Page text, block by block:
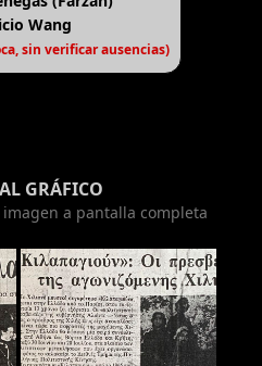
Wang
sin verificar ausencias)
GRÁFICO
a pantalla completa